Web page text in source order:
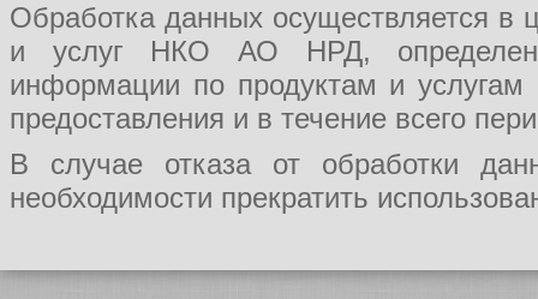
Обработка данных осуществляется в
и услуг НКО АО НРД, определения
информации по продуктам и
предоставления и в течение всего
В случае отказа от обработки
необходимости прекратить